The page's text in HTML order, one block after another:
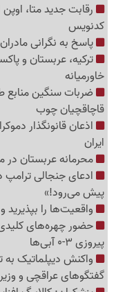
رقابت جدید متا،
کدنویس
پاسخ به نگرانی
ترکیه، عربستان و
خاورمیانه
ضربات سنگین منابع
قاچاقچیان چوب
اذعان قانونگذار
ایران
محرمانه عربستان در
ادعای جنجالی ترامپ
پیش می‌رود!»
واقعیت‌ها را
حضور چهره‌های
پیروزی 3-0 آبی‌ها
واکنش دیپلماتیک به
گفتگوهای عراقچی و